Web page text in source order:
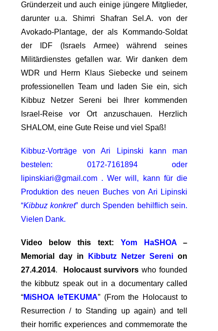
Gründerzeit und auch einige jüngere Mitglieder,
darunter u.a. Shimri Shafran Sel.A. von der
Avokado-Plantage, der als Kommando-Soldat
der IDF (Israels Armee) während seines
Militärdienstes gefallen war. Wir danken dem
WDR und Herrn Klaus Siebecke und seinem
professionellen Team und laden Sie ein, sich
Kibbuz Netzer Sereni bei Ihrer kommenden
Israel-Reise vor Ort anzuschauen. Herzlich
SHALOM, eine Gute Reise und viel Spaß!
Kibbuz-Vorträge von Ari Lipinski kann man
bestelen: 0172-7161894 oder
lipinskiari@gmail.com . Wer will, kann für die
Produktion des neuen Buches von Ari Lipinski
“Kibbuz konkret” durch Spenden behilflich sein.
Vielen Dank.
Video below this text: Yom HaSHOA–
Memorial day in
Kibbutz Netzer Sereni on
27.4.2014. Holocaust survivors who founded
the kibbutz speak out in a documentary called
“MiSHOA leTEKUMA” (From the Holocaust to
Resurrection / to Standing up again) and tell
their horrific experiences and commemorate the